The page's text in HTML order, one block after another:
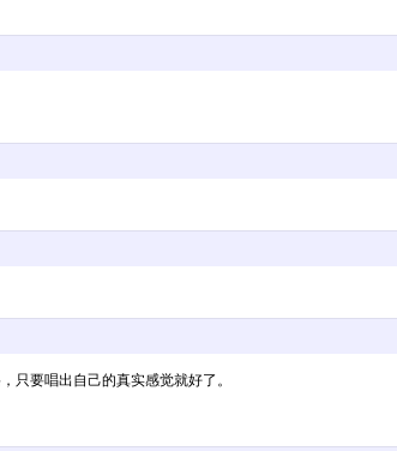
只要唱出自己的真实感觉就好了。